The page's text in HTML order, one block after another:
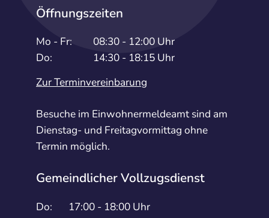
Öffnungszeiten
Mo - Fr:
08:30 - 12:00 Uhr
Do:
14:30 - 18:15 Uhr
Zur Terminvereinbarung
Besuche im Einwohnermeldeamt sind am
Dienstag- und Freitagvormittag ohne
Termin möglich.
Gemeindlicher Vollzugsdienst
Do: 17:00 - 18:00 Uhr